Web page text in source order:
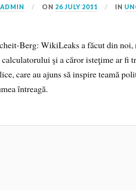
ON 26 JULY 2011 IN
Berg: WikiLeaks a făcut din noi,
şi a căror isteţime ar fi
care au ajuns să inspire teamă
întreagă.